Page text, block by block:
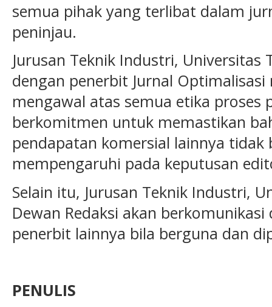
semua pihak yang terlibat dalam
peninjau.
Jurusan Teknik Industri, Universitas
dengan penerbit Jurnal
mengawal atas semua etika proses
berkomitmen untuk memastikan
pendapatan komersial lainnya tidak
mempengaruhi pada keputusan
Selain itu, Jurusan Teknik Industri,
Dewan Redaksi akan
penerbit lainnya bila berguna dan
PENULIS